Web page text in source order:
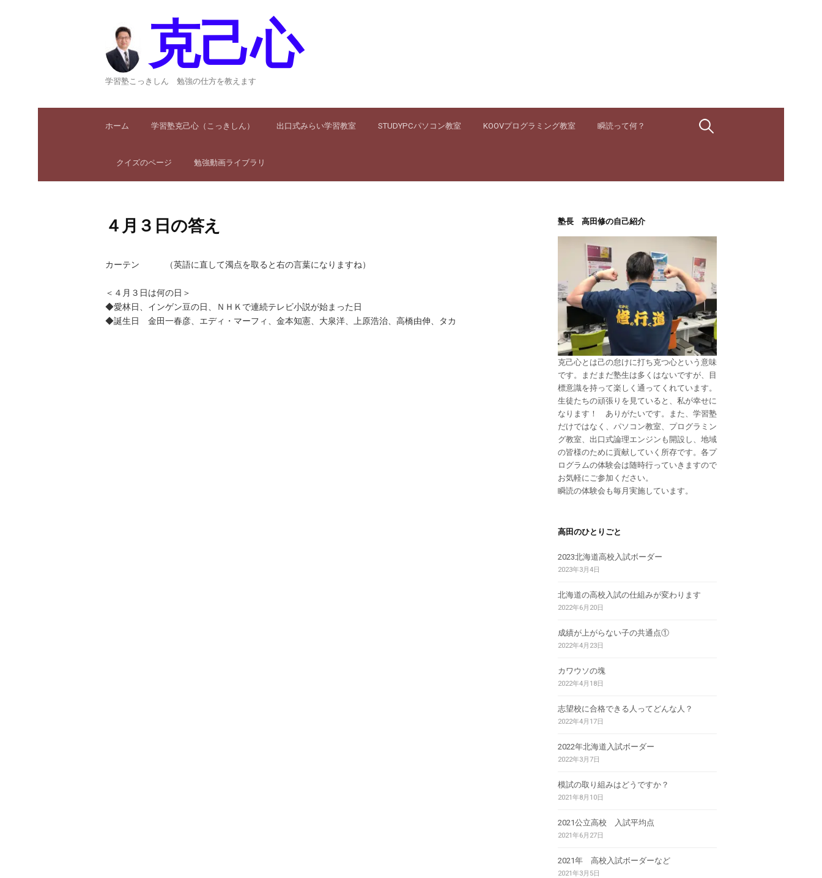
克己心
学習塾こっきしん 勉強の仕方を教えます
ホーム 学習塾克己心（こっきしん） 出口式みらい学習教室 STUDYPCパソコン教室 KOOVプログラミング教室 瞬読って何？
クイズのページ 勉強動画ライブラリ
検
４月３日の答え
カーテン （英語に直して濁点を取ると右の言葉になりますね）
＜４月３日は何の日＞
◆愛林日、インゲン豆の日、ＮＨＫで連続テレビ小説が始まった日
◆誕生日 金田一春彦、エディ・マーフィ、金本知憲、大泉洋、上原浩治、高橋由伸、タカ
塾長 高田修の自己紹介
克己心とは己の怠けに打ち克つ心という意味
です。まだまだ塾生は多くはないですが、目
標意識を持って楽しく通ってくれています。
生徒たちの頑張りを見ていると、私が幸せに
なります！ ありがたいです。また、学習塾
だけではなく、パソコン教室、プログラミン
グ教室、出口式論理エンジンも開設し、地域
の皆様のために貢献していく所存です。各プ
ログラムの体験会は随時行っていきますので
お気軽にご参加ください。
瞬読の体験会も毎月実施しています。
高田のひとりごと
2023北海道高校入試ボーダー
2023年3月4日
北海道の高校入試の仕組みが変わります
2022年6月20日
成績が上がらない子の共通点①
2022年4月23日
カワウソの塊
2022年4月18日
志望校に合格できる人ってどんな人？
2022年4月17日
2022年北海道入試ボーダー
2022年3月7日
模試の取り組みはどうですか？
2021年8月10日
2021公立高校 入試平均点
2021年6月27日
2021年 高校入試ボーダーなど
2021年3月5日